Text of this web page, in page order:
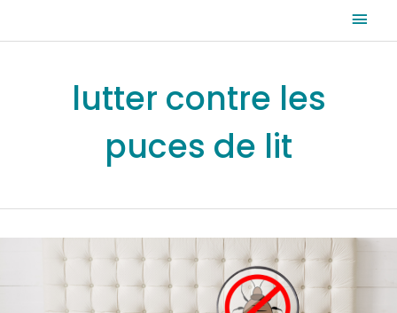
lutter contre les
puces de lit
expert